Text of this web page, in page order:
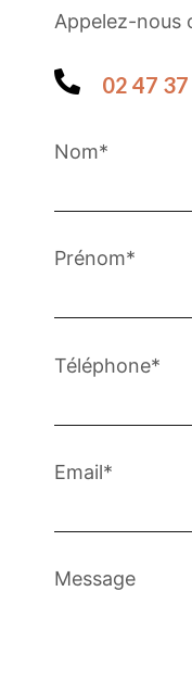
Appelez-nous
02 47
Nom*
Prénom*
Téléphone*
Email*
Message